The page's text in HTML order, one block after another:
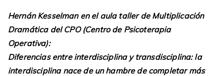
Hernán Kesselman en el aula taller de Multiplicación
Dramática del CPO (Centro de Psicoterapia
Operativa):
Diferencias entre interdisciplina y transdisciplina: la
interdisciplina nace de un hambre de completar más